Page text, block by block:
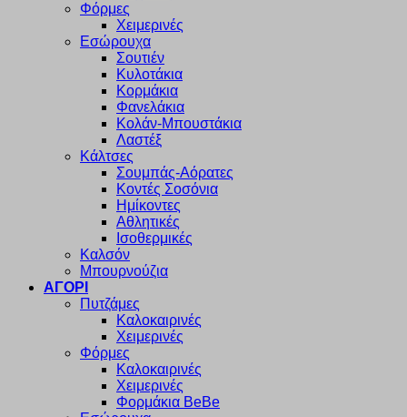
Φόρμες
Χειμερινές
Εσώρουχα
Σουτιέν
Κυλοτάκια
Κορμάκια
Φανελάκια
Κολάν-Μπουστάκια
Λαστέξ
Κάλτσες
Σουμπάς-Αόρατες
Κοντές Σοσόνια
Ημίκοντες
Αθλητικές
Ισοθερμικές
Καλσόν
Μπουρνούζια
ΑΓΟΡΙ
Πυτζάμες
Καλοκαιρινές
Χειμερινές
Φόρμες
Καλοκαιρινές
Χειμερινές
Φορμάκια BeBe